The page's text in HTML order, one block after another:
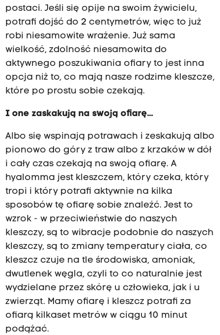
postaci. Jeśli się opije na swoim żywicielu,
potrafi dojść do 2 centymetrów, więc to już
robi niesamowite wrażenie. Już sama
wielkość, zdolność niesamowita do
aktywnego poszukiwania ofiary to jest inna
opcja niż to, co mają nasze rodzime kleszcze,
które po prostu sobie czekają.
I one zaskakują na swoją ofiarę...
Albo się wspinają potrawach i zeskakują albo
pionowo do góry z traw albo z krzaków w dół
i cały czas czekają na swoją ofiarę. A
hyalomma jest kleszczem, który czeka, który
tropi i który potrafi aktywnie na kilka
sposobów tę ofiarę sobie znaleźć. Jest to
wzrok - w przeciwieństwie do naszych
kleszczy, są to wibracje podobnie do naszych
kleszczy, są to zmiany temperatury ciała, co
kleszcz czuje na tle środowiska, amoniak,
dwutlenek węgla, czyli to co naturalnie jest
wydzielane przez skórę u człowieka, jak i u
zwierząt. Mamy ofiarę i kleszcz potrafi za
ofiarą kilkaset metrów w ciągu 10 minut
podążać.